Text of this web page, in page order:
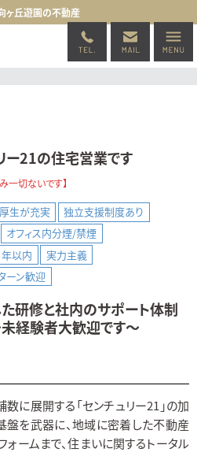
ヶ丘遊園の不動産
ー21の住宅営業です
一切ないです】
生が充実
独立支援制度あり
オフィス内分煙/禁煙
以内
実力主義
ーン歓迎
研修と社内のサポート体制
経験者大歓迎です～
に展開する「センチュリー21」の加
を武器に、地域に密着した不動産
ームまで、住まいに関するトータル